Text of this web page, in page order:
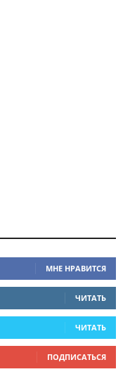
МНЕ НРАВИТСЯ
ЧИТАТЬ
ЧИТАТЬ
ПОДПИСАТЬСЯ